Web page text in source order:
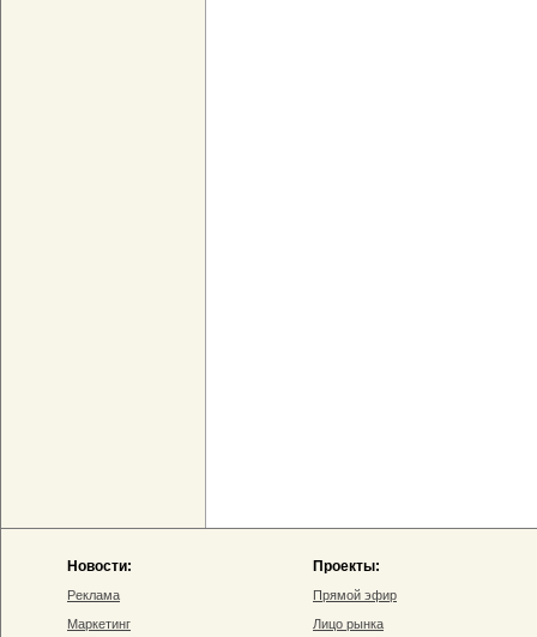
Новости:
Реклама
Маркетинг
Проекты:
Прямой эфир
Лицо рынка